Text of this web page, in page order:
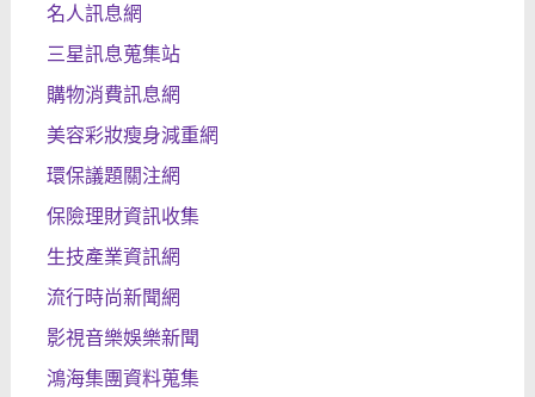
名人訊息網
三星訊息蒐集站
購物消費訊息網
美容彩妝瘦身減重網
環保議題關注網
保險理財資訊收集
生技產業資訊網
流行時尚新聞網
影視音樂娛樂新聞
鴻海集團資料蒐集